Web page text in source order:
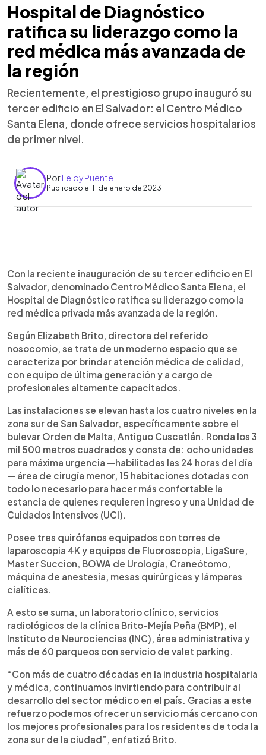
Hospital de Diagnóstico
ratifica su liderazgo como la
red médica más avanzada de
la región
Recientemente, el prestigioso grupo inauguró su
tercer edificio en El Salvador: el Centro Médico
Santa Elena, donde ofrece servicios hospitalarios
de primer nivel.
PorLeidy Puente
Publicado el 11 de enero de 2023
Con la reciente inauguración de su tercer edificio en El
Salvador, denominado Centro Médico Santa Elena, el
Hospital de Diagnóstico ratifica su liderazgo como la
red médica privada más avanzada de la región.
Según Elizabeth Brito, directora del referido
nosocomio, se trata de un moderno espacio que se
caracteriza por brindar atención médica de calidad,
con equipo de última generación y a cargo de
profesionales altamente capacitados.
Las instalaciones se elevan hasta los cuatro niveles en la
zona sur de San Salvador, específicamente sobre el
bulevar Orden de Malta, Antiguo Cuscatlán. Ronda los 3
mil 500 metros cuadrados y consta de: ocho unidades
para máxima urgencia —habilitadas las 24 horas del día
— área de cirugía menor, 15 habitaciones dotadas con
todo lo necesario para hacer más confortable la
estancia de quienes requieren ingreso y una Unidad de
Cuidados Intensivos (UCI).
Posee tres quirófanos equipados con torres de
laparoscopia 4K y equipos de Fluoroscopia, LigaSure,
Master Succion, BOWA de Urología, Craneótomo,
máquina de anestesia, mesas quirúrgicas y lámparas
cialíticas.
A esto se suma, un laboratorio clínico, servicios
radiológicos de la clínica Brito-Mejía Peña (BMP), el
Instituto de Neurociencias (INC), área administrativa y
más de 60 parqueos con servicio de valet parking.
“Con más de cuatro décadas en la industria hospitalaria
y médica, continuamos invirtiendo para contribuir al
desarrollo del sector médico en el país. Gracias a este
refuerzo podemos ofrecer un servicio más cercano con
los mejores profesionales para los residentes de toda la
zona sur de la ciudad”, enfatizó Brito.